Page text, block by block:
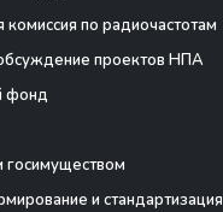
комиссия по радиочастотам
проектов НПА
фонд
и стандартизация